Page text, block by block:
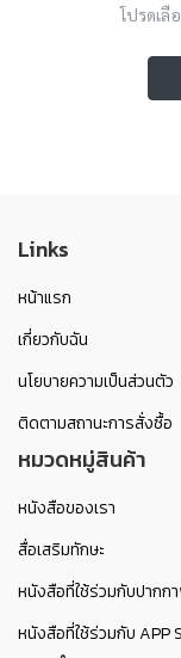
โปรดเ
Links
หน้าแรก
เกี่ยวกับฉัน
นโยบายความเป็นส่วนตัว
ติดตามสถานะการสั่งซื้อ
หมวดหมู่สินค้า
หนังสือของเรา
สื่อเสริมทักษะ
หนังสือที่ใช้ร่วมกับปากก
หนังสือที่ใช้ร่วมกับ APP